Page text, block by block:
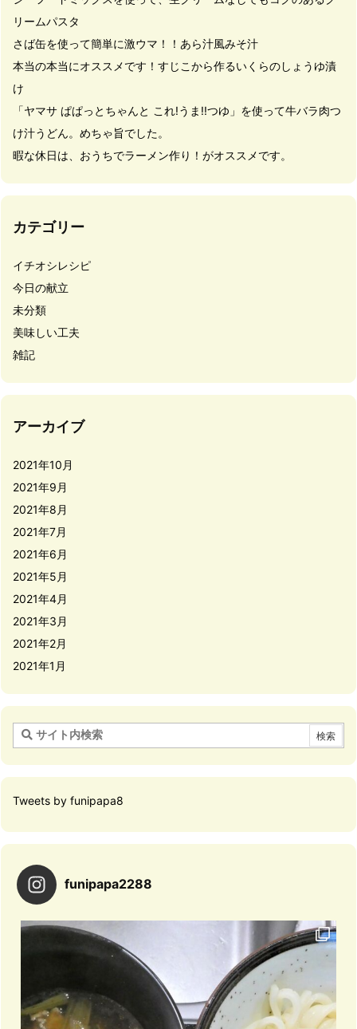
リームパスタ
さば缶を使って簡単に激ウマ！！あら汁風みそ汁
本当の本当にオススメです！すじこから作るいくらのしょうゆ漬
け
「ヤマサ ぱぱっとちゃんと これ!うま!!つゆ」を使って牛バラ肉つ
け汁うどん。めちゃ旨でした。
暇な休日は、おうちでラーメン作り！がオススメです。
カテゴリー
イチオシレシピ
今日の献立
未分類
美味しい工夫
雑記
アーカイブ
2021年10月
2021年9月
2021年8月
2021年7月
2021年6月
2021年5月
2021年4月
2021年3月
2021年2月
2021年1月
Tweets by funipapa8
funipapa2288